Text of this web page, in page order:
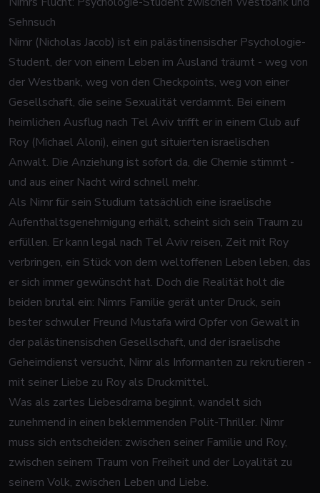
Sehnsuch
Nimr (Nicholas Jacob) ist ein palästinensischer Psychologie-
Student, der von einem Leben im Ausland träumt - weg von
der Westbank, weg von den Checkpoints, weg von einer
Gesellschaft, die seine Sexualität verdammt. Bei einem
heimlichen Ausflug nach Tel Aviv trifft er in einem Club auf
Roy (Michael Aloni), einen gut situierten israelischen
Anwalt. Die Anziehung ist sofort da, die Chemie stimmt -
und aus einer Nacht wird schnell mehr.
Als Nimr für sein Studium tatsächlich eine israelische
Aufenthaltsgenehmigung erhält, scheint sich sein Traum zu
erfüllen. Er kann legal nach Tel Aviv reisen, Zeit mit Roy
verbringen, ein Stück von dem weltoffenen Leben leben, das
er sich immer gewünscht hat. Doch die Realität holt die
beiden brutal ein: Nimrs Familie gerät unter Druck, sein
bester schwuler Freund Mustafa wird Opfer von Gewalt in
der palästinensischen Gesellschaft, und der israelische
Geheimdienst versucht, Nimr als Informanten zu rekrutieren -
mit seiner Liebe zu Roy als Druckmittel.
Was als zartes Liebesdrama beginnt, wandelt sich
zunehmend in einen beklemmenden Polit-Thriller. Nimr
muss sich entscheiden: zwischen seiner Familie und Roy,
zwischen seinem Traum von Freiheit und der Loyalität zu
seinem Volk, zwischen Leben und Liebe.